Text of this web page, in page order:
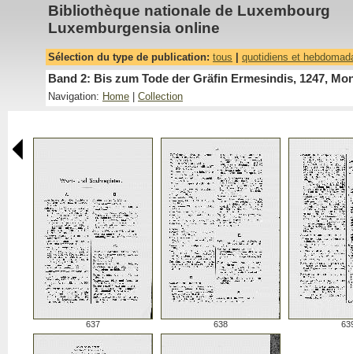
Bibliothèque nationale de Luxembourg
Luxemburgensia online
Sélection du type de publication: tous quotidiens et
Band 2: Bis zum Tode der Gräfin Ermesindis, 1247,
Navigation: Home Collection
637 638